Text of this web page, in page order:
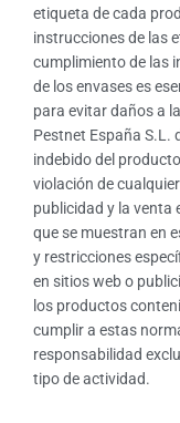
etiqueta de cada
instrucciones de las
cumplimiento de las
de los envases es
para evitar daños a
Pestnet España S.L.
indebido del
violación de
publicidad y la venta
que se muestran en
y restricciones
en sitios web o
los productos
cumplir a estas
responsabilidad
tipo de actividad.